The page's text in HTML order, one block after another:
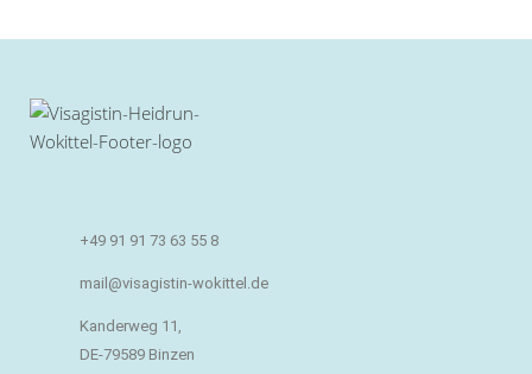
+49 91 91 73 63 55 8
mail@visagistin-wokittel.de
Kanderweg 11,
DE-79589 Binzen